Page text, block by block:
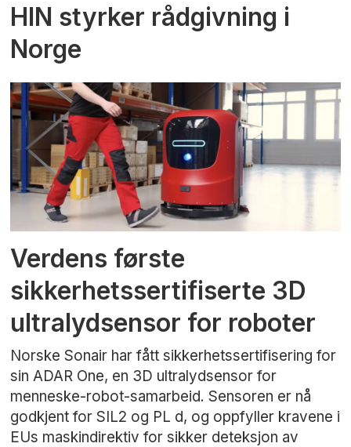
HIN styrker rådgivning i
Norge
Verdens første
sikkerhetssertifiserte 3D
ultralydsensor for roboter
Norske Sonair har fått sikkerhetssertifisering for
sin ADAR One, en 3D ultralydsensor for
menneske-robot-samarbeid. Sensoren er nå
godkjent for SIL2 og PL d, og oppfyller kravene i
EUs maskindirektiv for sikker deteksjon av